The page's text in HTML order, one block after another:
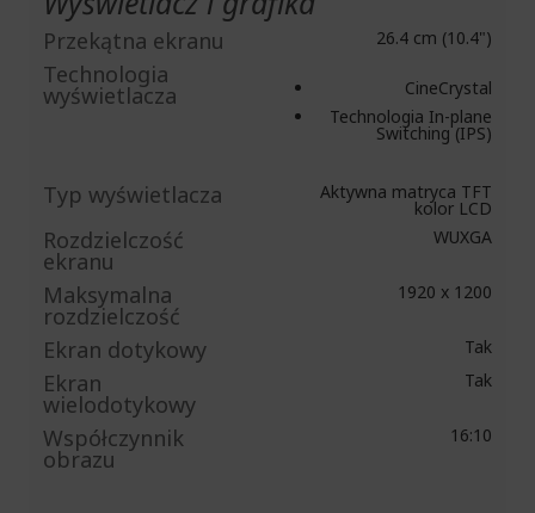
Przekątna ekranu 26.4 cm (10.4")
Technologia
wyświetlacza
CineCrystal
Technologia In-plane
Switching (IPS)
Typ wyświetlacza Aktywna matryca TFT
kolor LCD
Rozdzielczość
ekranu
WUXGA
Maksymalna
rozdzielczość
1920 x 1200
Ekran dotykowy Tak
Ekran
wielodotykowy
Tak
Współczynnik
obrazu
16:10